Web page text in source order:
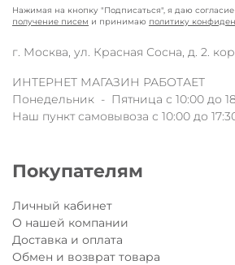
Нажимая на кнопку "Подписаться", я даю
получение писем и принимаю политику
г. Москва, ул. Красная Сосна, д. 2.
ИНТЕРНЕТ МАГАЗИН РАБОТАЕТ
Понедельник - Пятница с 10:00 до
Наш пункт самовывоза с 10:00 до
Покупателям
Личный кабинет
О нашей компании
Доставка и оплата
Обмен и возврат товара